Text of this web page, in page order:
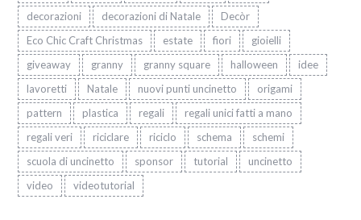
decorazioni
decorazioni di Natale
Decòr
Eco Chic Craft Christmas
estate fiori
gioielli
giveaway
granny granny square halloween
idee
lavoretti
Natale nuovi punti uncinetto
origami
pattern
plastica regali
regali unici fatti a mano
regali veri
riciclare riciclo schema
schemi
scuola di uncinetto
sponsor tutorial
uncinetto
video
videotutorial